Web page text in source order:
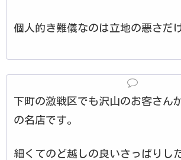
個人的き難儀なのは立地の悪さだ
下町の激戦区でも沢山のお客さん
の名店です。
細くてのど越しの良いさっぱりし